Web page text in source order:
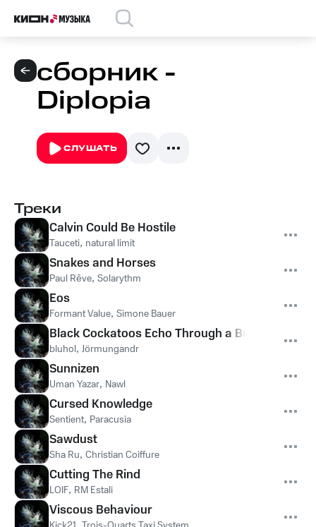
сборник -
Diplopia
СЛУШАТЬ
Треки
Calvin Could Be Hostile
Tauceti, natural limit
Snakes and Horses
Paul Rêve, Solarythm
Eos
Formant Value, Simone Bauer
Black Cockatoos Echo Through a Burnt Canopy
bluhol, Jörmungandr
Sunnizen
Uman Yazar, Nawl
Cursed Knowledge
Sentient, Paracusia
Sawdust
Sha Ru, Christian Coiffure
Cutting The Rind
LOIF, RM Estali
Viscous Behaviour
,